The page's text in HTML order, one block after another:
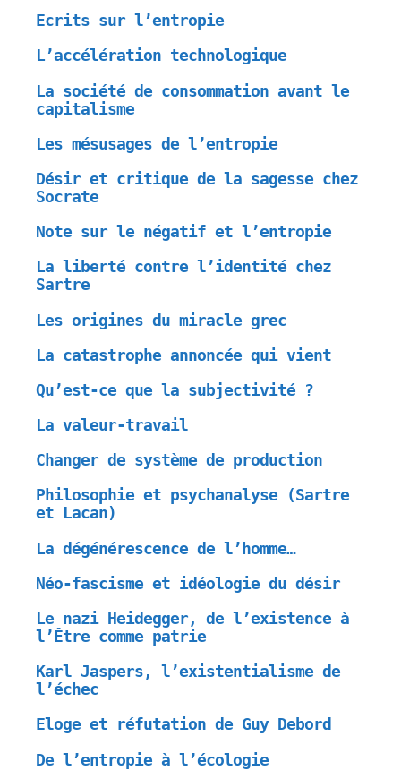
Ecrits sur l’entropie
L’accélération technologique
La société de consommation avant le
capitalisme
Les mésusages de l’entropie
Désir et critique de la sagesse chez
Socrate
Note sur le négatif et l’entropie
La liberté contre l’identité chez
Sartre
Les origines du miracle grec
La catastrophe annoncée qui vient
Qu’est-ce que la subjectivité ?
La valeur-travail
Changer de système de production
Philosophie et psychanalyse (Sartre
et Lacan)
La dégénérescence de l’homme…
Néo-fascisme et idéologie du désir
Le nazi Heidegger, de l’existence à
l’Être comme patrie
Karl Jaspers, l’existentialisme de
l’échec
Eloge et réfutation de Guy Debord
De l’entropie à l’écologie